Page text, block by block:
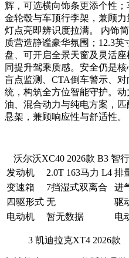
辉，可选横向饰条更添个性
金轮毂与车顶行李架，兼顾
灯点亮即辨识度拉满。 内饰
质营造静谧豪华氛围；12.3
盘、可开启全景天窗及灵活
同提升驾乘质感。安全仍是
盲点监测、CTA倒车警示、
统，构筑全方位智能守护。
油、混合动力与纯电方案，
悬架，兼顾响应性与舒适性。
沃尔沃XC40 2026款 B3 智
发动机
2.0T 163马力 L4 排
变速箱
7挡湿式双离合 进
四驱形式 无 驱
电动机
暂无数据 电
3 凯迪拉克XT4 2026款